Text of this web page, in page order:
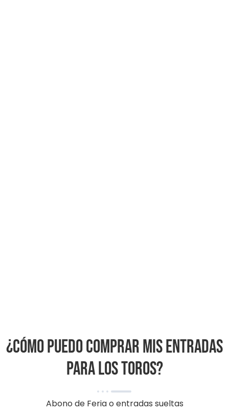
¿Cómo puedo comprar mis entradas
para los toros?
Abono de Feria o entradas sueltas